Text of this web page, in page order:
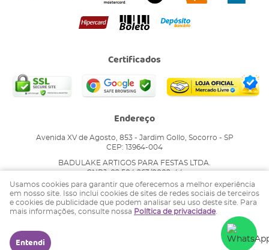
Certificados
Endereço
Avenida XV de Agosto, 853- Jardim Gollo, Socorro - SP
CEP: 13964-004
BADULAKE ARTIGOS PARA FESTAS LTDA.
CNPJ: 02.504.263/0002-44
LOJA VIRTUAL CRIADA POR
Usamos cookies para garantir que oferecemos a melhor experiência
em nosso site. Isso inclui cookies de sites de redes sociais de terceiros
e cookies de publicidade que podem analisar seu uso deste site. Para
mais informações, consulte nossa Política de privacidade.
Entendi